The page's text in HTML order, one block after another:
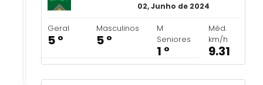
02, Junho de 2024
Geral
5 º
Masculinos
5 º
M
Seniores
1 º
Méd.
km/h
9.31